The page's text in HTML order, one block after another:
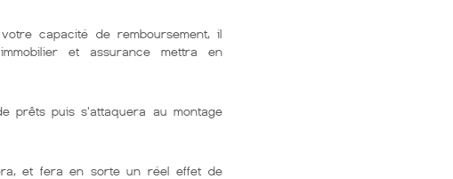
capacité de remboursement, il
et assurance mettra en
prêts puis s'attaquera au montage
et fera en sorte un réel effet de